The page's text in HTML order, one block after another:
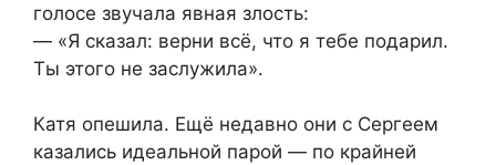
голосе звучала явная злость:
— «Я сказал: верни всё, что я тебе подарил.
Ты этого не заслужила».
Катя опешила. Ещё недавно они с Сергеем
казались идеальной парой — по крайней